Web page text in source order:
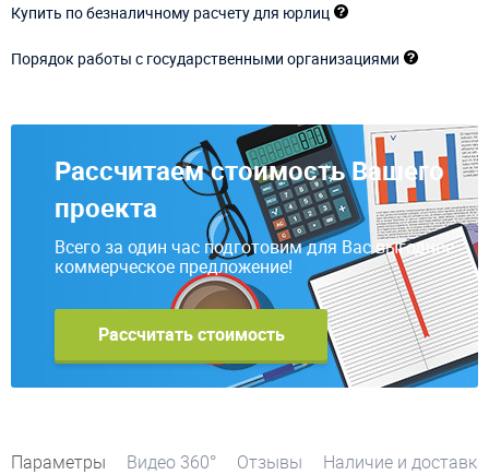
Купить по безналичному расчету для юрлиц
Порядок работы с государственными организациями
Рассчитаем стоимость Вашего
проекта
Всего за один час подготовим для Вас выгодное
коммерческое предложение!
Рассчитать стоимость
Параметры Видео 360° Отзывы Наличие и доставка